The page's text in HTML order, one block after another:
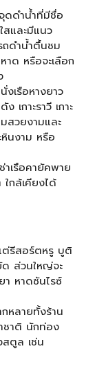
จุดดำน้ำที่มีชื่อ
สและมีแนว
ถดำน้ำตื้นชม
าด หรือจะเลือก
งเรือหางยาว
เกาะราวี เกาะ
มสวยงามและ
นงาม หรือ
าเรือคายัคพาย
ใกล้เคียงได้
ต่รีสอร์ตหรู บูติ
ด ส่วนใหญ่จะ
หาดซันไรซ์
กหลายทั้งร้าน
ชาติ นักท่อง
สตูล เช่น